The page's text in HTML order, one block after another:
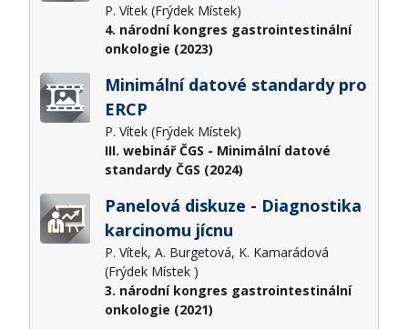
P. Vítek (Frýdek Místek)
4. národní kongres gastrointestinální
onkologie (2023)
Minimální datové standardy pro
ERCP
P. Vítek (Frýdek Místek)
III. webinář ČGS - Minimální datové
standardy ČGS (2024)
Panelová diskuze - Diagnostika
karcinomu jícnu
P. Vítek, A. Burgetová, K. Kamarádová
(Frýdek Místek )
3. národní kongres gastrointestinální
onkologie (2021)